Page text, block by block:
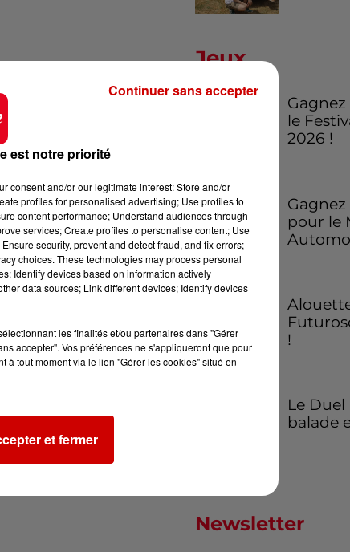
Jeux
le
2026 !
pour le
!
Le
balade
Newsletter
est notre priorité
consent and/or our legitimate interest: Store and/or
profiles for personalised advertising; Use profiles to
content performance; Understand audiences through
services; Create profiles to personalise content; Use
security, prevent and detect fraud, and fix errors;
choices. These technologies may process personal
Identify devices based on information actively
data sources; Link different devices; Identify devices
les finalités et/ou partenaires dans "Gérer
accepter". Vos préférences ne s'appliqueront que pour
à tout moment via le lien "Gérer les cookies" situé en
et fermer
Continuer sans accepter